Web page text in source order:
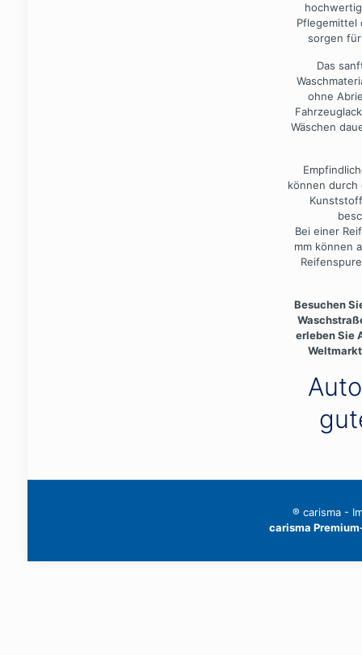
Pflegemittel
sorgen
Das
ohne
Wäschen
können durch
Bei einer
mm können
Besuchen
erleben Sie
® carisma -
carisma